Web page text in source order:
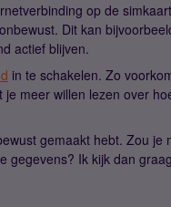
op de
Dit kan
actief blijven.
in te schakelen. Zo
meer willen lezen over
gemaakt hebt. Zou je
gegevens? Ik kijk dan